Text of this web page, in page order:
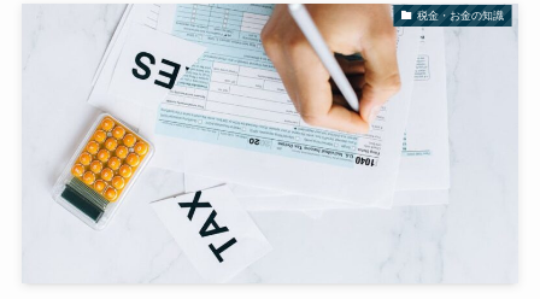
税金・お金の知識